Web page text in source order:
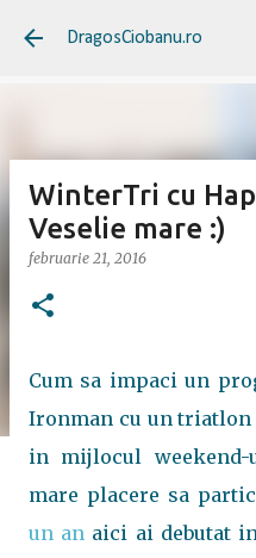
Treceți la
DragosCiobanu.ro
WinterTri cu
Veselie mare :)
februarie 21, 2016
Cum sa impaci un
Ironman cu un
in mijlocul
mare placere sa
un an aici ai debutat